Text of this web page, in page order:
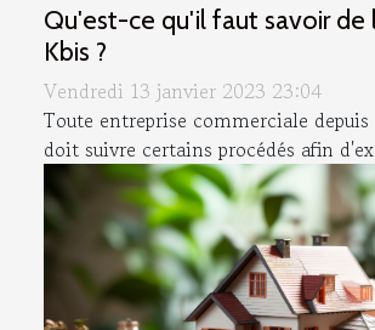
Qu'est-ce qu'il faut savoir de
Kbis ?
Vendredi 13 janvier 2023 23:04
Toute entreprise commerciale
doit suivre certains procédés afin